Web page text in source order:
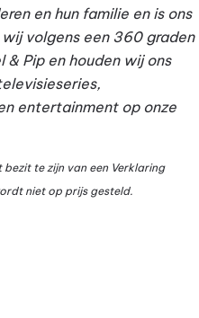
en hun familie en is ons
volgens een 360 graden
& Pip en houden wij ons
entertainment op onze
te zijn van een Verklaring
niet op prijs gesteld.